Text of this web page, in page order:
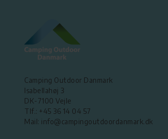
Camping Outdoor Danmark
Isabellahøj 3
DK-7100 Vejle
Tlf.: +45 36 14 04 57
Mail: info@campingoutdoordanmark.dk